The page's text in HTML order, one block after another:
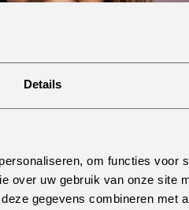
Details
om functies voor
over uw gebruik van onze site
gegevens combineren met
Jong